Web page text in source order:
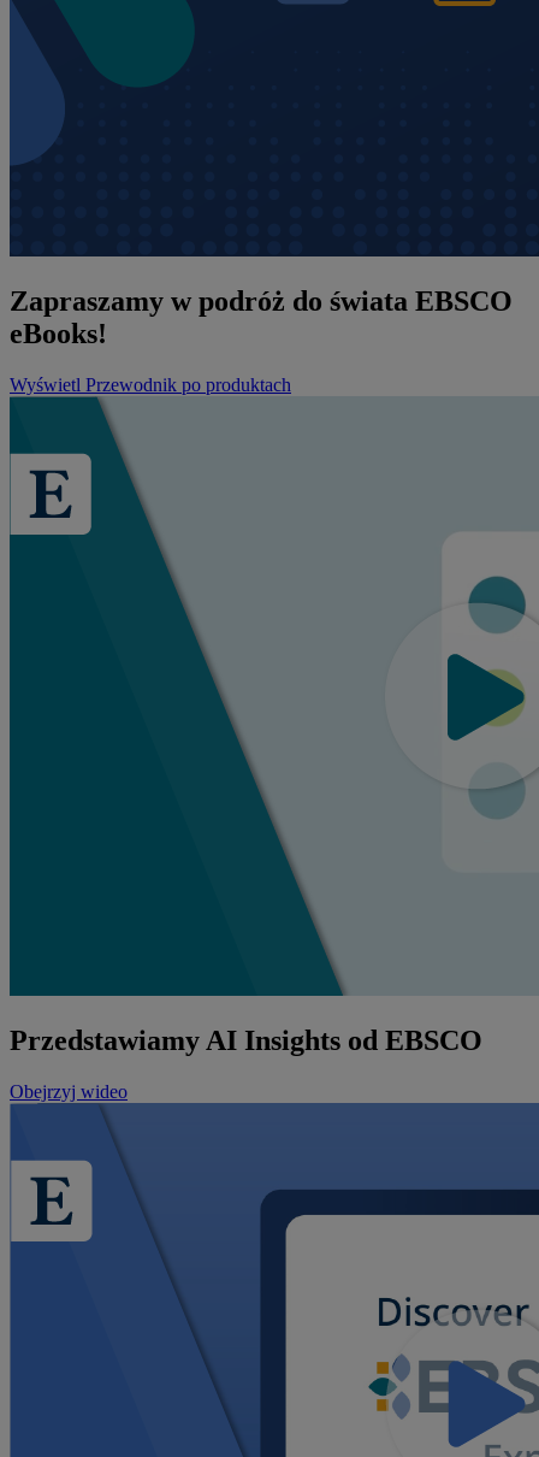
Zapraszamy w podróż do świata EBSCO
eBooks!
Wyświetl Przewodnik po produktach
Przedstawiamy AI Insights od EBSCO
Obejrzyj wideo